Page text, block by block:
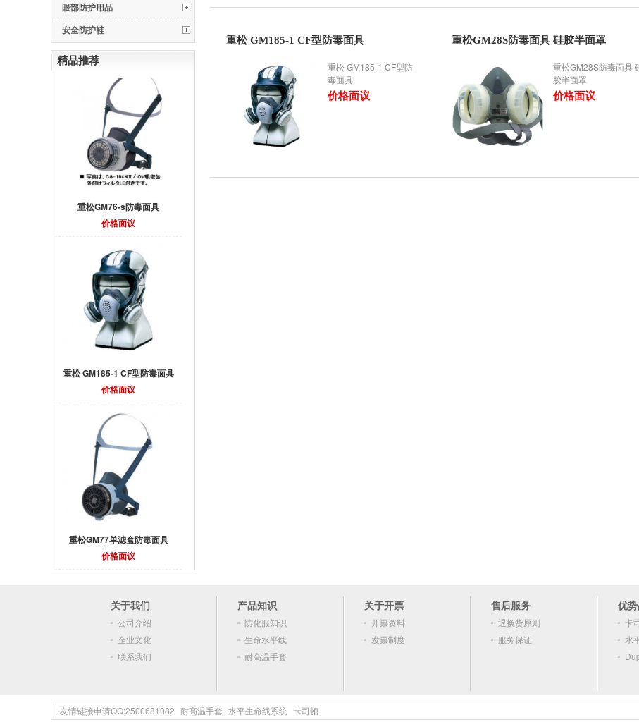
眼部防护用品
安全防护鞋
精品推荐
重松GM76-s防毒面具
价格面议
重松 GM185-1 CF型防毒面具
价格面议
重松GM77单滤盒防毒面具
价格面议
重松 GM185-1 CF型防毒面具
重松 GM185-1 CF型防
毒面具
价格面议
重松GM28S防毒面具 硅胶半面罩
重松GM28S防毒面具
胶半面罩
价格面议
关于我们
公司介绍
企业文化
联系我们
产品知识
防化服知识
生命水平线
耐高温手套
关于开票
开票资料
发票制度
售后服务
退换货原则
服务保证
优
卡
水
友情链接申请QQ:2500681082 耐高温手套 水平生命线系统 卡司顿